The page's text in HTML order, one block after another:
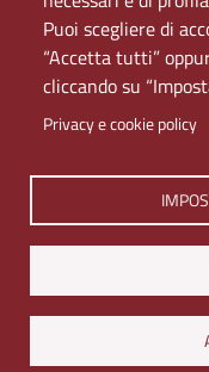
Puoi scegliere di
“Accetta tutti”
cliccando su
Privacy e cookie policy
Università di Napoli
Via Chiatamone
Tel.
Iscrizione al REA -